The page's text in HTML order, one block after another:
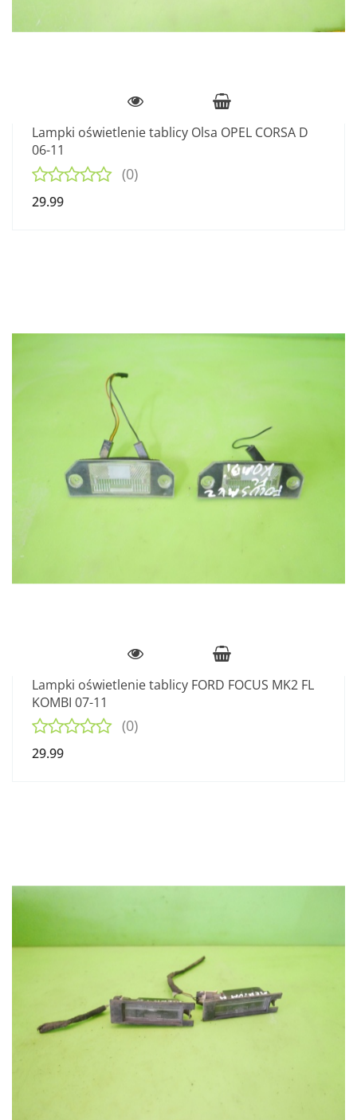
Lampki oświetlenie tablicy Olsa OPEL CORSA D
06-11
(0)
29.99
Lampki oświetlenie tablicy FORD FOCUS MK2 FL
KOMBI 07-11
(0)
29.99